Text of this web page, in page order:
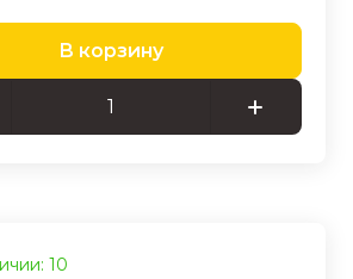
В корзину
10